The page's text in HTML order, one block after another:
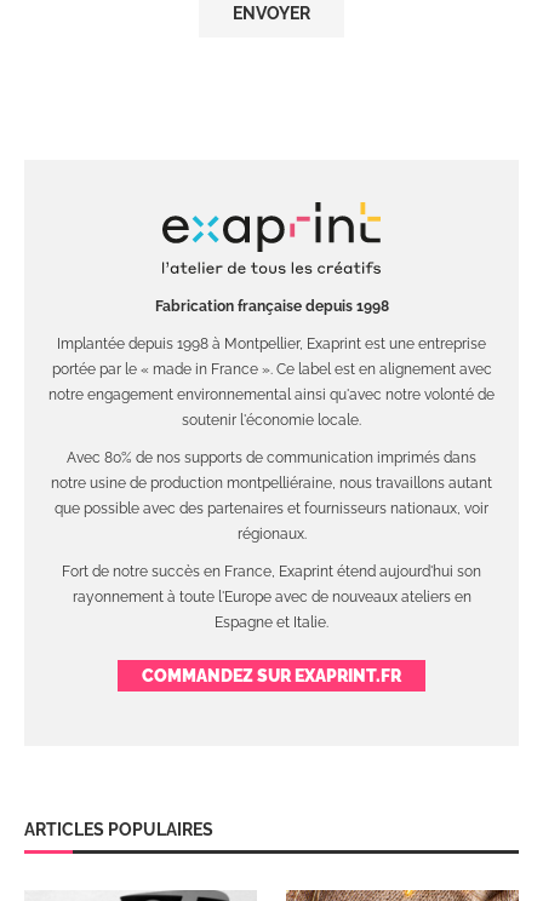
Fabrication française depuis 1998
Implantée depuis 1998 à Montpellier, Exaprint est une entreprise
portée par le « made in France ». Ce label est en alignement avec
notre engagement environnemental ainsi qu'avec notre volonté de
soutenir l'économie locale.
Avec 80% de nos supports de communication imprimés dans
notre usine de production montpelliéraine, nous travaillons autant
que possible avec des partenaires et fournisseurs nationaux, voir
régionaux.
Fort de notre succès en France, Exaprint étend aujourd'hui son
rayonnement à toute l'Europe avec de nouveaux ateliers en
Espagne et Italie.
COMMANDEZ SUR EXAPRINT.FR
ARTICLES POPULAIRES